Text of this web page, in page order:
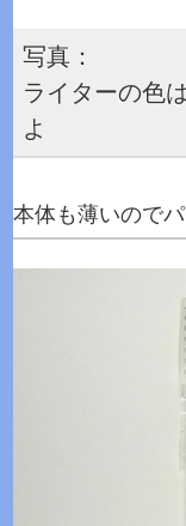
写真：
ライターの色
よ
本体も薄いので